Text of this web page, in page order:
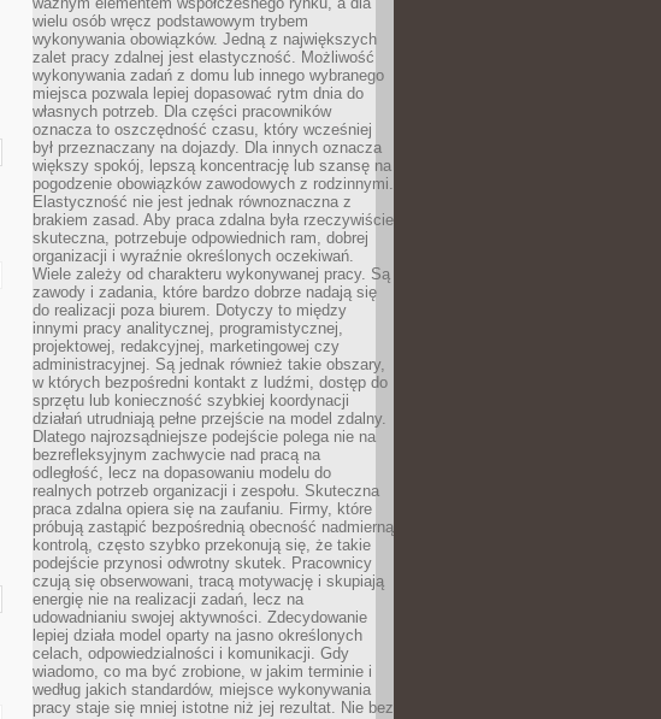
wielu osób wręcz podstawowym trybem
wykonywania obowiązków. Jedną z największych
zalet pracy zdalnej jest elastyczność. Możliwość
wykonywania zadań z domu lub innego wybranego
miejsca pozwala lepiej dopasować rytm dnia do
własnych potrzeb. Dla części pracowników
oznacza to oszczędność czasu, który wcześniej
był przeznaczany na dojazdy. Dla innych oznacza
większy spokój, lepszą koncentrację lub szansę na
pogodzenie obowiązków zawodowych z rodzinnymi.
Elastyczność nie jest jednak równoznaczna z
brakiem zasad. Aby praca zdalna była rzeczywiście
skuteczna, potrzebuje odpowiednich ram, dobrej
organizacji i wyraźnie określonych oczekiwań.
Wiele zależy od charakteru wykonywanej pracy. Są
zawody i zadania, które bardzo dobrze nadają się
do realizacji poza biurem. Dotyczy to między
innymi pracy analitycznej, programistycznej,
projektowej, redakcyjnej, marketingowej czy
administracyjnej. Są jednak również takie obszary,
w których bezpośredni kontakt z ludźmi, dostęp do
sprzętu lub konieczność szybkiej koordynacji
działań utrudniają pełne przejście na model zdalny.
Dlatego najrozsądniejsze podejście polega nie na
bezrefleksyjnym zachwycie nad pracą na
odległość, lecz na dopasowaniu modelu do
realnych potrzeb organizacji i zespołu. Skuteczna
praca zdalna opiera się na zaufaniu. Firmy, które
próbują zastąpić bezpośrednią obecność nadmierną
kontrolą, często szybko przekonują się, że takie
podejście przynosi odwrotny skutek. Pracownicy
czują się obserwowani, tracą motywację i skupiają
energię nie na realizacji zadań, lecz na
udowadnianiu swojej aktywności. Zdecydowanie
lepiej działa model oparty na jasno określonych
celach, odpowiedzialności i komunikacji. Gdy
wiadomo, co ma być zrobione, w jakim terminie i
według jakich standardów, miejsce wykonywania
pracy staje się mniej istotne niż jej rezultat. Nie bez